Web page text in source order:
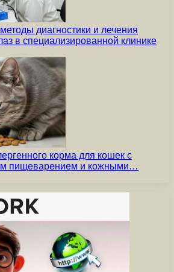
диагностики и лечения
в специализированной клинике
корма для кошек с
пищеварением и кожными…